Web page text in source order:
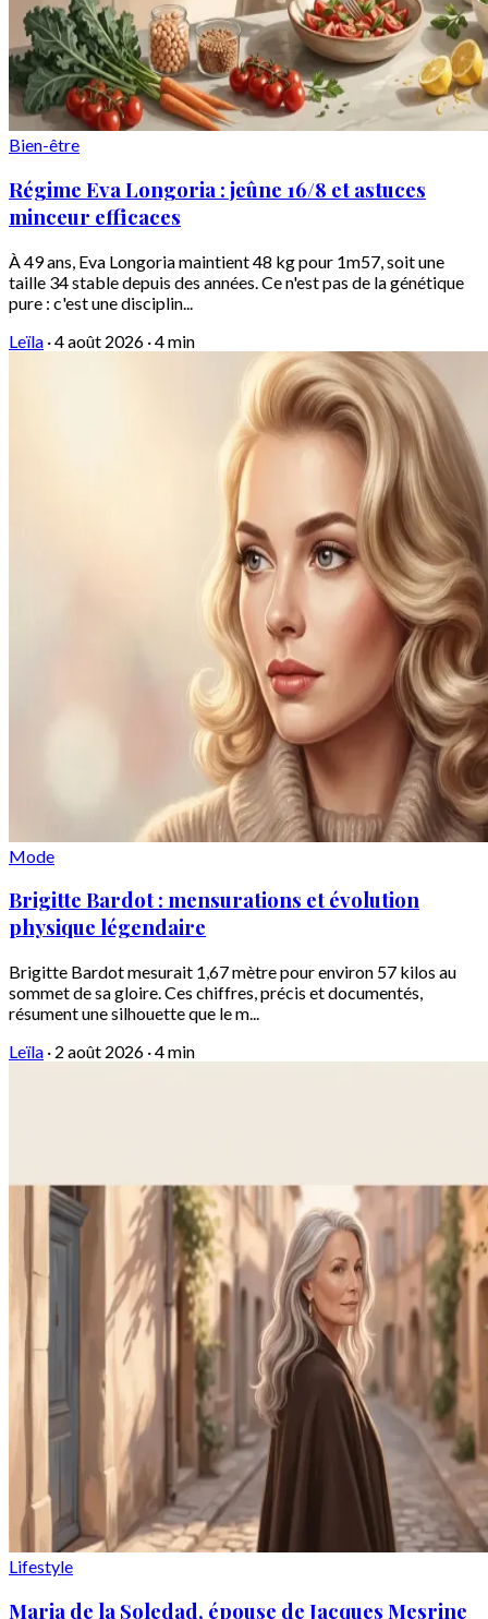
Bien-être
Régime Eva Longoria : jeûne 16/8 et astuces
minceur efficaces
À 49 ans, Eva Longoria maintient 48 kg pour 1m57, soit une
taille 34 stable depuis des années. Ce n'est pas de la génétique
pure : c'est une disciplin...
Leïla ·4 août 2026 ·4 min
Mode
Brigitte Bardot : mensurations et évolution
physique légendaire
Brigitte Bardot mesurait 1,67 mètre pour environ 57 kilos au
sommet de sa gloire. Ces chiffres, précis et documentés,
résument une silhouette que le m...
Leïla · 2 août 2026 ·4 min
Lifestyle
Maria de la Soledad, épouse de Jacques Mesrine